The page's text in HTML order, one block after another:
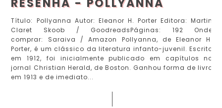
RESENHA - POLLYANNA
Título: Pollyanna Autor: Eleanor H. Porter Editora: Martin
Claret Skoob / GoodreadsPáginas: 192 Onde
comprar: Saraiva / Amazon Pollyanna, de Eleanor H.
Porter, é um clássico da literatura infanto-juvenil. Escrito
em 1912, foi inicialmente publicado em capítulos no
jornal Christian Herald, de Boston. Ganhou forma de livro
em 1913 e de imediato...